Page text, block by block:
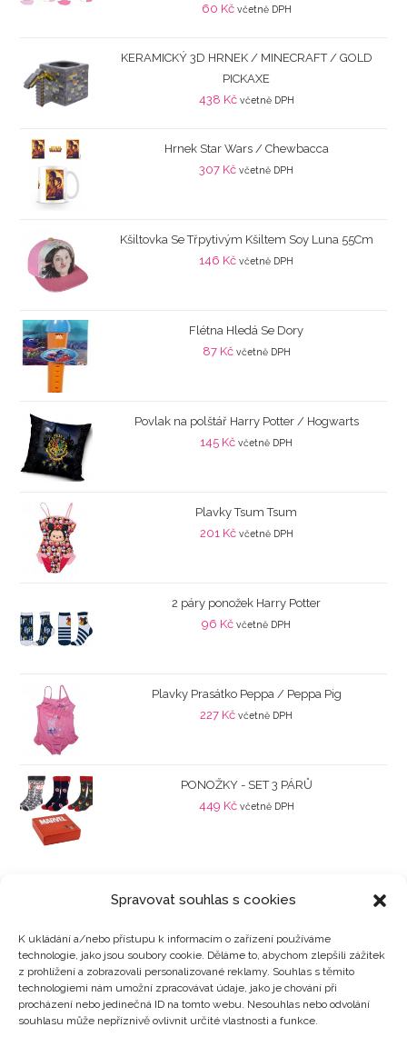
Spravovat souhlas s cookies
K ukládání a/nebo přístupu k informacím o zařízení používáme
technologie, jako jsou soubory cookie. Děláme to, abychom zlepšili zážitek
z prohlížení a zobrazovali personalizované reklamy. Souhlas s těmito
technologiemi nám umožní zpracovávat údaje, jako je chování při
procházení nebo jedinečná ID na tomto webu. Nesouhlas nebo odvolání
souhlasu může nepříznivě ovlivnit určité vlastnosti a funkce.
60 Kč včetně DPH
KERAMICKÝ 3D HRNEK / MINECRAFT / GOLD
PICKAXE
438 Kč včetně DPH
Hrnek Star Wars / Chewbacca
307 Kč včetně DPH
Kšiltovka Se Třpytivým Kšiltem Soy Luna 55Cm
146 Kč včetně DPH
Flétna Hledá Se Dory
87 Kč včetně DPH
Povlak na polštář Harry Potter / Hogwarts
145 Kč včetně DPH
Plavky Tsum Tsum
201 Kč včetně DPH
2 páry ponožek Harry Potter
96 Kč včetně DPH
Plavky Prasátko Peppa / Peppa Pig
227 Kč včetně DPH
PONOŽKY - SET 3 PÁRŮ
449 Kč včetně DPH
Kategorie produktů